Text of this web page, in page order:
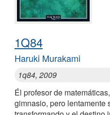
1Q84
Haruki Murakami
1q84, 2009
Él profesor de
gimnasio, pero lentamente